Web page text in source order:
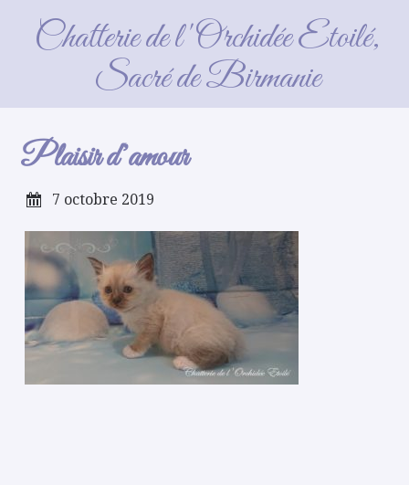
Chatterie de l'Orchidée Etoilé,
Sacré de Birmanie
Plaisir d’amour
Plaisir d’amour
7 octobre 2019